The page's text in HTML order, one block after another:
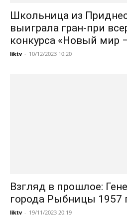
Школьница из
выиграла гран-при
конкурса «Новый мир
liktv - 10/12/2023 10:20
Взгляд в прошлое:
города Рыбницы 1957
liktv - 19/11/2023 20:19